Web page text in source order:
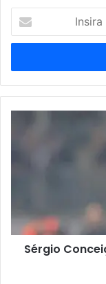
seu
de
email
Sérgio